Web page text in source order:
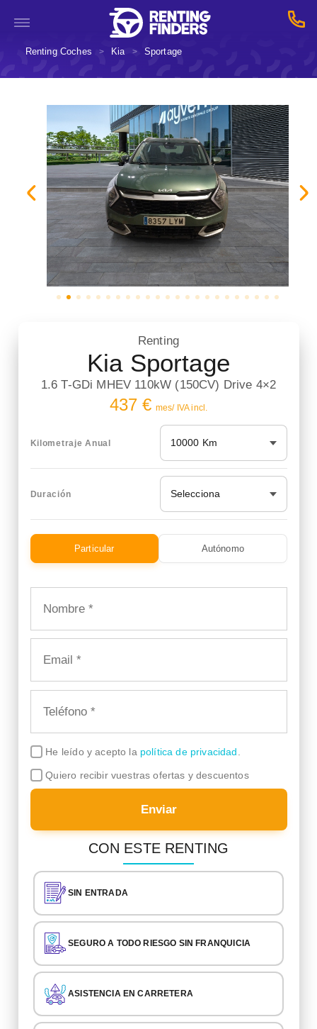
Renting Coches > Kia > Sportage
Renting
Kia Sportage
1.6 T-GDi MHEV 110kW (150CV) Drive 4×2
437 € mes/ IVA incl.
Kilometraje Anual 10000 Km
Duración Selecciona
Particular Autónomo
He leído y acepto la política de privacidad
Quiero recibir vuestras ofertas y descuentos
Enviar
CON ESTE RENTING
SIN ENTRADA
SEGURO A TODO RIESGO SIN FRANQUICIA
ASISTENCIA EN CARRETERA